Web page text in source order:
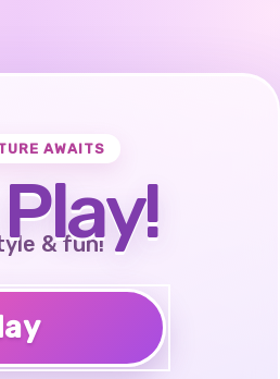
AWAITS
& fun!